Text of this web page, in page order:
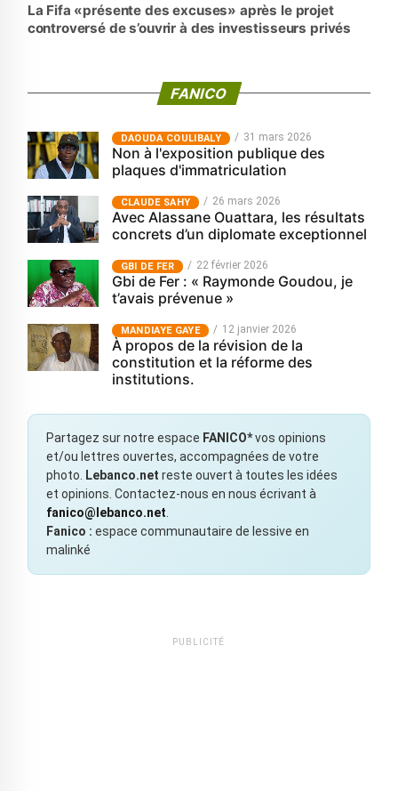
La Fifa «présente des excuses» après le projet
controversé de s’ouvrir à des investisseurs privés
FANICO
‎DAOUDA COULIBALY 31 mars 2026
Non à l'exposition publique des
plaques d'immatriculation
CLAUDE SAHY 26 mars 2026
Avec Alassane Ouattara, les résultats
concrets d’un diplomate exceptionnel
GBI DE FER 22 février 2026
Gbi de Fer : « Raymonde Goudou, je
t’avais prévenue »
MANDIAYE GAYE 12 janvier 2026
À propos de la révision de la
constitution et la réforme des
institutions.
Partagez sur notre espace FANICO*vos opinions
et/ou lettres ouvertes, accompagnées de votre
photo.
Lebanco.net reste ouvert à toutes les idées
et opinions. Contactez-nous en nous écrivant à
fanico@lebanco.net
Fanico : espace communautaire de lessive en
malinké
PUBLICITÉ